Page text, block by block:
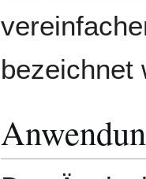
bezeichnet